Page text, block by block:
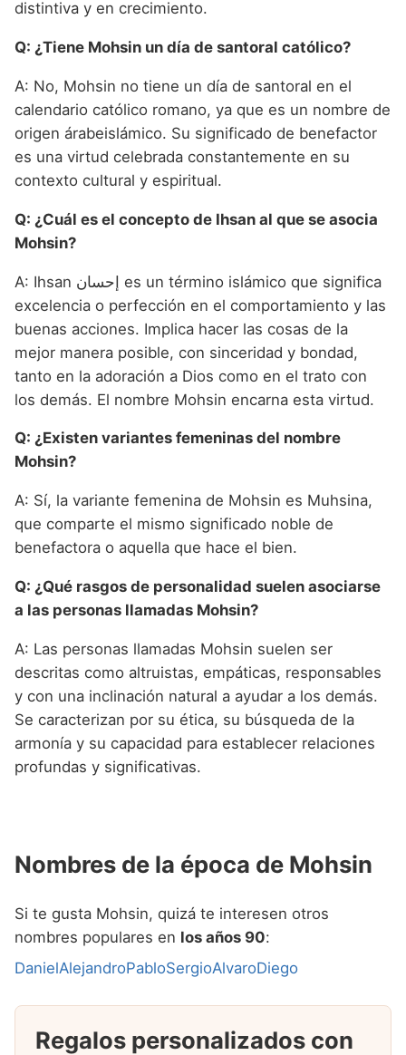
distintiva y en crecimiento.
Q: ¿Tiene Mohsin un día de santoral católico?
A: No, Mohsin no tiene un día de santoral en el
calendario católico romano, ya que es un nombre de
origen árabeislámico. Su significado de benefactor
es una virtud celebrada constantemente en su
contexto cultural y espiritual.
Q: ¿Cuál es el concepto de Ihsan al que se asocia
Mohsin?
A: Ihsan إحسان es un término islámico que significa
excelencia o perfección en el comportamiento y las
buenas acciones. Implica hacer las cosas de la
mejor manera posible, con sinceridad y bondad,
tanto en la adoración a Dios como en el trato con
los demás. El nombre Mohsin encarna esta virtud.
Q: ¿Existen variantes femeninas del nombre
Mohsin?
A: Sí, la variante femenina de Mohsin es Muhsina,
que comparte el mismo significado noble de
benefactora o aquella que hace el bien.
Q: ¿Qué rasgos de personalidad suelen asociarse
a las personas llamadas Mohsin?
A: Las personas llamadas Mohsin suelen ser
descritas como altruistas, empáticas, responsables
y con una inclinación natural a ayudar a los demás.
Se caracterizan por su ética, su búsqueda de la
armonía y su capacidad para establecer relaciones
profundas y significativas.
Nombres de la época de Mohsin
Si te gusta Mohsin, quizá te interesen otros
nombres populares en los años 90:
DanielAlejandroPabloSergioAlvaroDiego
Regalos personalizados con